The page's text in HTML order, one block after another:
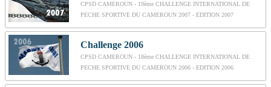
CPSD CAMEROUN - 19ème CHALLENGE INTERNATIONAL DE
PECHE SPORTIVE DU CAMEROUN 2007 - EDITION 2007
Challenge 2006
CPSD CAMEROUN - 18ème CHALLENGE INTERNATIONAL DE
PECHE SPORTIVE DU CAMEROUN 2006 - EDITION 2006